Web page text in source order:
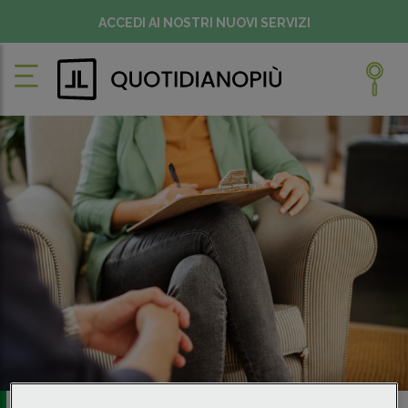
ACCEDI AI NOSTRI NUOVI SERVIZI